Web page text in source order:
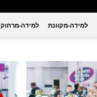
למידה-מקוונת למידה-מרחוק